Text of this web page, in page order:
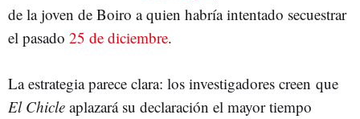
de la joven de Boiro a quien habría intentado secuestrar
el pasado 25 de diciembre.
La estrategia parece clara: los investigadores creen que
El Chicle aplazará su declaración el mayor tiempo